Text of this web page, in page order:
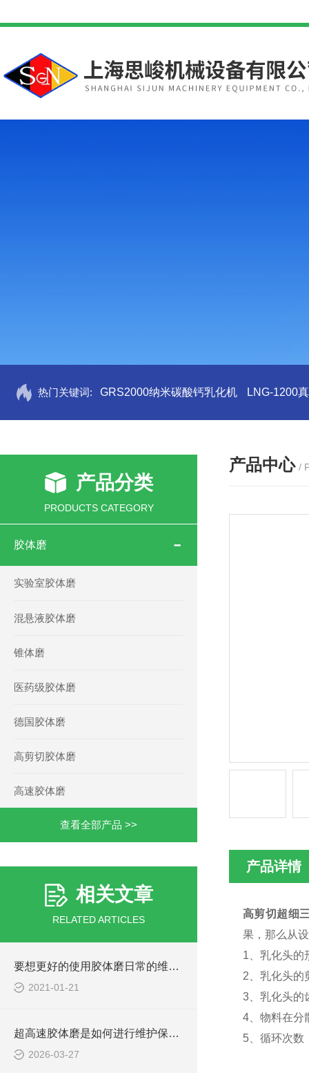
热门关键词: GRS2000纳米碳酸钙乳化机 LNG-1200
产品分类
PRODUCTS CATEGORY
胶体磨
实验室胶体磨
混悬液胶体磨
锥体磨
医药级胶体磨
德国胶体磨
高剪切胶体磨
高速胶体磨
查看全部产品 >>
相关文章
RELATED ARTICLES
要想更好的使用胶体磨日常的维护保养必*！
2021-01-21
超高速胶体磨是如何进行维护保养的？
2026-03-27
产品中心 /
产品详情
高剪切超细
果，那么从
1、乳化头的
2、乳化头的
3、乳化头的
4、物料在分
5、循环次数